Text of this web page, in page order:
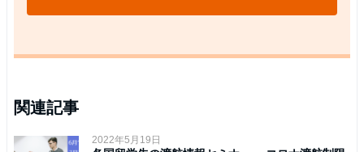
関連記事
2022年5月19日